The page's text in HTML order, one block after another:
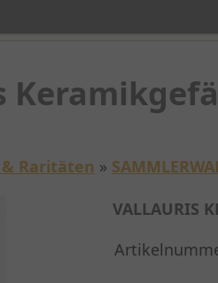
Raritäten »
VALLAURIS